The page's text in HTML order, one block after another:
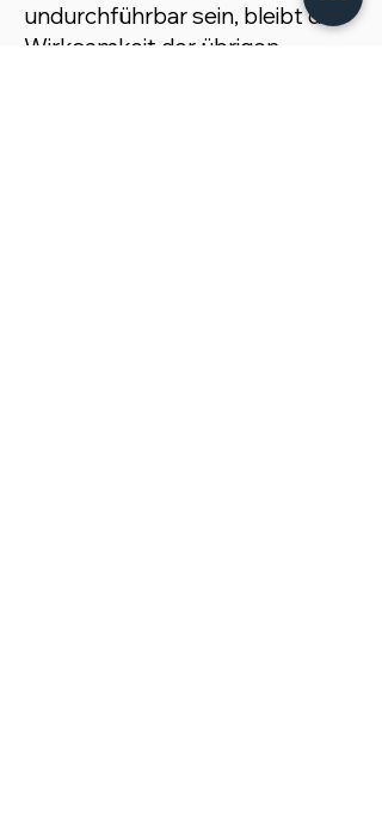
undurchführbar sein, bleibt die
Wirksamkeit der übrigen